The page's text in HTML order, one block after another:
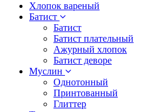
Хлопок вареный
Батист
Батист
Батист плательный
Ажурный хлопок
Батист деворе
Муслин
Однотонный
Принтованный
Глиттер